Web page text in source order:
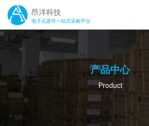
昂洋科技
电子元器件一站式采购平台
产品中心
Product